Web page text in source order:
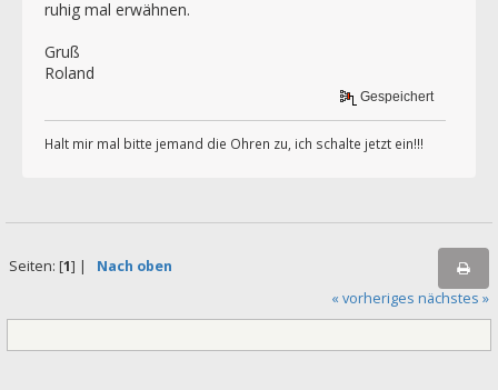
ruhig mal erwähnen.
Gruß
Roland
Gespeichert
Halt mir mal bitte jemand die Ohren zu, ich schalte jetzt ein!!!
Seiten: [1] | Nach oben
« vorheriges nächstes »